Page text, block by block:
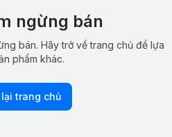
ngừng bán
bán. Hãy trở về trang chủ để lựa
phẩm khác.
trang chủ